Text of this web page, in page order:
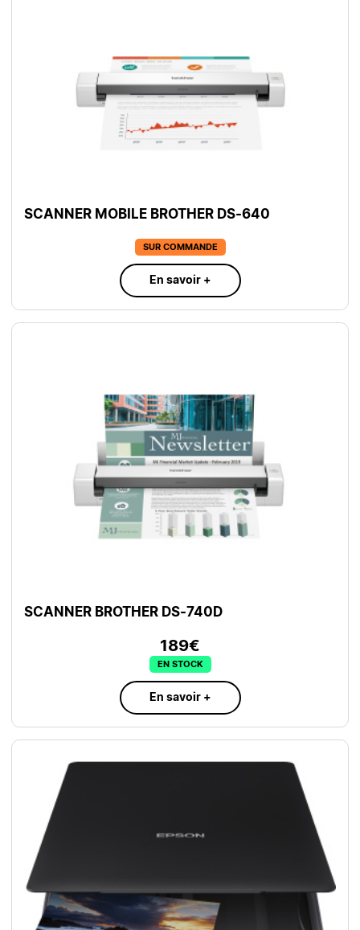
SCANNER MOBILE BROTHER DS-640
SUR COMMANDE
En savoir +
SCANNER BROTHER DS-740D
189€
EN STOCK
En savoir +